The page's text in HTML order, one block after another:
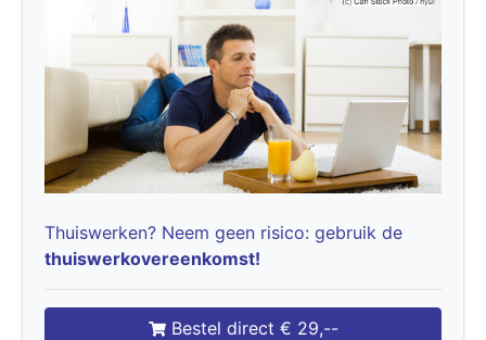
Thuiswerken? Neem geen risico: gebruik de
thuiswerkovereenkomst!
Bestel direct € 29,--